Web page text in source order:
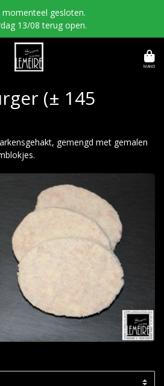
momenteel gesloten.
13/08 terug open.
MAND
(± 145
gemengd met gemalen